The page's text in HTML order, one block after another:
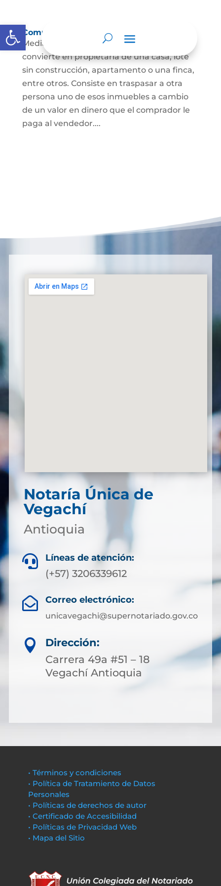
Abrir barra de herramientas
Compraventa de inmuebles
Mediante este contrato, una persona se
convierte en propietaria de una casa, lote
sin construcción, apartamento o una finca,
entre otros. Consiste en traspasar a otra
persona uno de esos inmuebles a cambio
de un valor en dinero que el comprador le
paga al vendedor....
Notaría Única de
Vegachí
Antioquia
 Líneas de atención:
(+57) 3206339612
 Correo electrónico:
unicavegachi@supernotariado.gov.co

Dirección:
Carrera 49a #51 – 18
Vegachí Antioquia
• Términos y condiciones
• Política de Tratamiento de Datos
Personales
• Políticas de derechos de autor
• Certificado de Accesibilidad
• Políticas de Privacidad Web
• Mapa del Sitio